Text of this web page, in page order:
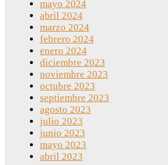
mayo 2024
abril 2024
marzo 2024
febrero 2024
enero 2024
diciembre 2023
noviembre 2023
octubre 2023
septiembre 2023
agosto 2023
julio 2023
junio 2023
mayo 2023
abril 2023